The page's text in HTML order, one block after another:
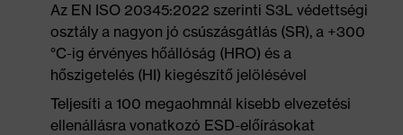
Az EN ISO 20345:2022 szerinti S3L védettségi
osztály a nagyon jó csúszásgátlás (SR), a +300
°C-ig érvényes hőállóság (HRO) és a
hőszigetelés (HI) kiegészítő jelölésével
Teljesíti a 100 megaohmnál kisebb elvezetési
ellenállásra vonatkozó ESD-előírásokat